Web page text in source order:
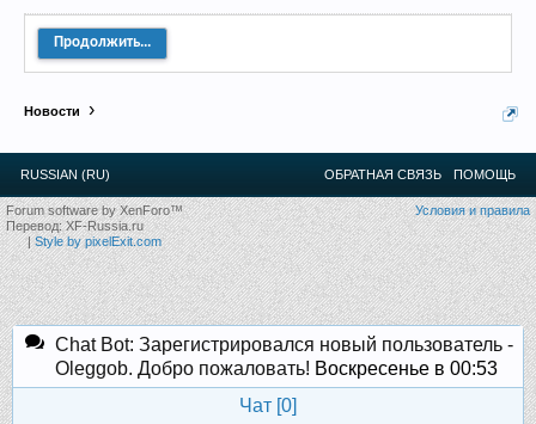
Продолжить...
Новости
RUSSIAN (RU) ОБРАТНАЯ СВЯЗЬ ПОМОЩЬ
Условия и правила
Forum software by XenForo™
Перевод:XF-Russia.ru
|Style by pixelExit.com
Chat Bot: Зарегистрировался новый пользователь -
Oleggob. Добро пожаловать! Воскресенье в 00:53
Чат [0]